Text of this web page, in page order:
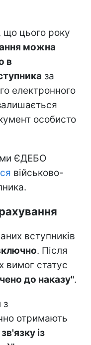
цього року
можна
в
за
електронного
особисто
ЄДЕБО
військово-
вступників
. Після
вимог статус
до наказу".
з
отримають
із